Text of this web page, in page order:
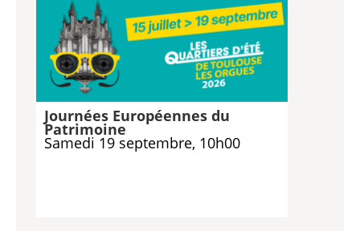
Journées Européennes du
Patrimoine
Samedi 19 septembre, 10h00